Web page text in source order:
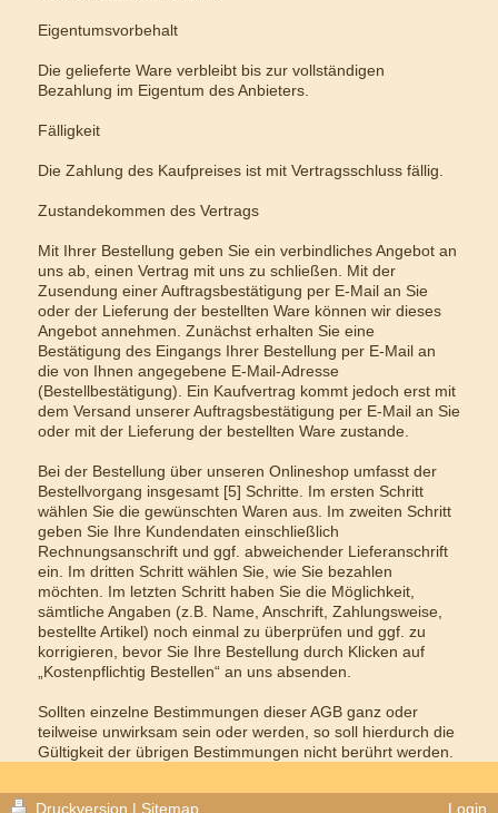
Eigentumsvorbehalt
Die gelieferte Ware verbleibt bis zur vollständigen
Bezahlung im Eigentum des Anbieters.
Fälligkeit
Die Zahlung des Kaufpreises ist mit Vertragsschluss fällig.
Zustandekommen des Vertrags
Mit Ihrer Bestellung geben Sie ein verbindliches Angebot an
uns ab, einen Vertrag mit uns zu schließen. Mit der
Zusendung einer Auftragsbestätigung per E-Mail an Sie
oder der Lieferung der bestellten Ware können wir dieses
Angebot annehmen. Zunächst erhalten Sie eine
Bestätigung des Eingangs Ihrer Bestellung per E-Mail an
die von Ihnen angegebene E-Mail-Adresse
(Bestellbestätigung). Ein Kaufvertrag kommt jedoch erst mit
dem Versand unserer Auftragsbestätigung per E-Mail an Sie
oder mit der Lieferung der bestellten Ware zustande.
Bei der Bestellung über unseren Onlineshop umfasst der
Bestellvorgang insgesamt [5] Schritte. Im ersten Schritt
wählen Sie die gewünschten Waren aus. Im zweiten Schritt
geben Sie Ihre Kundendaten einschließlich
Rechnungsanschrift und ggf. abweichender Lieferanschrift
ein. Im dritten Schritt wählen Sie, wie Sie bezahlen
möchten. Im letzten Schritt haben Sie die Möglichkeit,
sämtliche Angaben (z.B. Name, Anschrift, Zahlungsweise,
bestellte Artikel) noch einmal zu überprüfen und ggf. zu
korrigieren, bevor Sie Ihre Bestellung durch Klicken auf
„Kostenpflichtig Bestellen“ an uns absenden.
Sollten einzelne Bestimmungen dieser AGB ganz oder
teilweise unwirksam sein oder werden, so soll hierdurch die
Gültigkeit der übrigen Bestimmungen nicht berührt werden.
Druckversion | Sitemap Login